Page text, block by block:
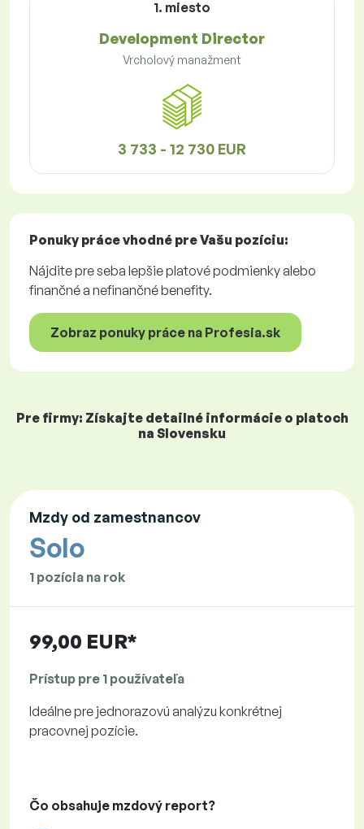
1. miesto
Development Director
Vrcholový manažment
3 733 - 12 730 EUR
Ponuky prácevhodné pre Vašu pozíciu:
Nájdite pre seba lepšie platové podmienky alebo
finančné a nefinančné benefity.
Zobraz ponuky práce na Profesia.sk
Pre firmy: Získajte detailné informácie o platoch
na Slovensku
Mzdy od zamestnancov
Solo
1 pozícia na rok
99,00 EUR*
Prístup pre 1 používateľa
Ideálne pre jednorazovú analýzu konkrétnej
pracovnej pozície.
Čo obsahuje mzdový report?